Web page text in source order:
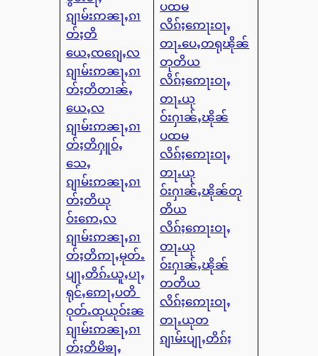
ၵျၢမ်းဢၼႃႇၵၢ
တ်ႈတိ
ယေႇၸၵျေႇလ
ၵျၢမ်းဢၼႃႇၵၢ
တ်ႈတိတၢၼ်ႇ
ယေႇလ
ၵျၢမ်းဢၼႃႇၵၢ
တ်ႈတိႁူဝ်ႇ
သေႇ
ၵျၢမ်းဢၼႃႇၵၢ
တ်ႈတိယု
ဝ်းဢေႇလ
ၵျၢမ်းဢၼႃႇၵၢ
တ်ႈတိဢႃႇမုတ်ႉ
ပျႃႇတိၵ်ႉယူႇပႃႇ
ရုင်ႇဢေႃႇပတိ
ဝုတ်ႉထုယုဝ်းၼ
ၵျၢမ်းဢၼႃႇၵၢ
တ်ႈတိမိၶႃႇ
ပထမ
လိၵ်ႈဢေႃးဝႃႇ
တႃႉပေႇတရုၽိုၼ်
တုတိယ
လိၵ်ႈဢေႃးဝႃႇ
တႃႉယု
ဝ်းႁၢၼ်ႇၽိုၼ်
ပထမ
လိၵ်ႈဢေႃးဝႃႇ
တႃႉယု
ဝ်းႁၢၼ်ႇၽိုၼ်တု
တိယ
လိၵ်ႈဢေႃးဝႃႇ
တႃႉယု
ဝ်းႁၢၼ်ႇၽိုၼ်
တတိယ
လိၵ်ႈဢေႃးဝႃႇ
တႃႉယုတ
ၵျၢမ်းပျႃႇတိၵ်ႈ